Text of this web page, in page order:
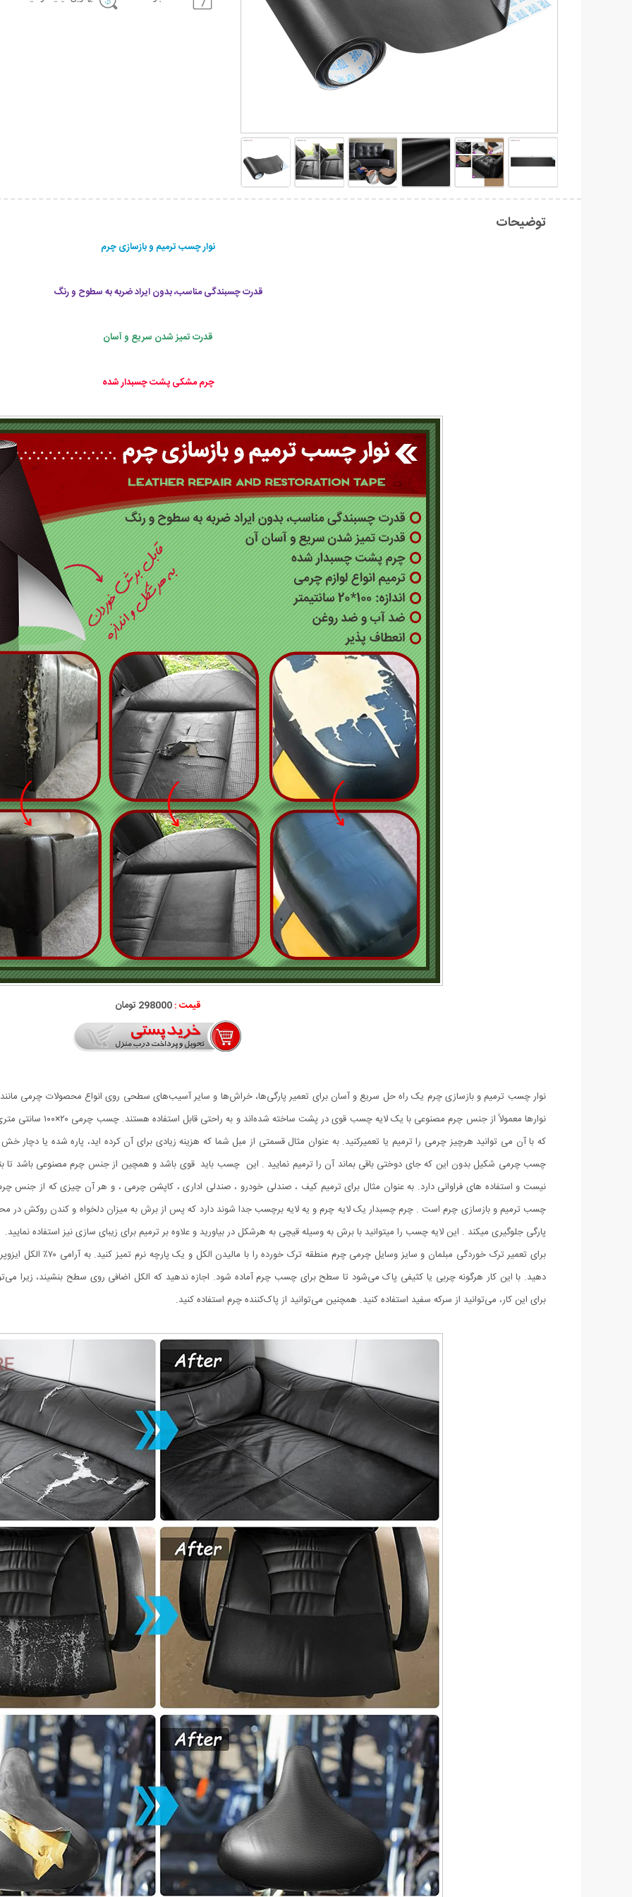
توضیحات
نوار چسب ترمیم و بازسازی چرم
قدرت چسبندگی مناسب، بدون ایراد ضربه به سطوح و رنگ
قدرت تمیز شدن سریع و آسان
چرم مشکی پشت چسبدار شده
قیمت :298000 تومان
نوار چسب ترمیم و بازسازی چرم یک راه حل سریع و آسان برای تعمیر پارگی‌ها، خراش‌ها و سایر آسیب‌های سطحی روی انواع محصولات چرمی
نوارها معمولاً از جنس چرم
که با آن می توانید هرچیز چرمی را ترمیم یا تعمیرکنید. به عنوان مثال قسمتی از مبل شما که هزینه زیادی برای آن کرده اید، پاره شده یا
چسب چرمی شکیل بدون این که جای دوختی باقی بماند آن را ترمیم نمایید . این چسب باید قوی باشد و همچین از جنس چرم مصنوعی باشد تا
نیست و استفاده های فراوانی دارد. به عنوان مثال برای ترمیم کیف ، صندلی خودرو ، صندلی اداری ، کاپشن چرمی ، و هر آن چیزی که از جنس
چسب ترمیم و بازسازی چرم است . چرم چسبدار یک لایه چرم و یه لایه برچسب جدا شوند دارد که پس از برش به میزان دلخواه و کندن روکش
پارگی جلوگیری میکند . این لایه چسب را میتوانید با برش به وسیله قیچی به هرشکل در بیاورید و علاوه بر ترمیم برای زیبای سازی نیز استفاده نمایید.
برای تعمیر ترک خوردگی مبلمان
دهید. با این کار هرگونه چربی یا کثیفی پاک می‌شود تا سطح برای چسب چرم آماده شود. اجازه ندهید که الکل اضافی روی سطح بنشیند، زیرا
برای این کار، می‌توانید از سرکه سفید استفاده کنید. همچنین می‌توانید از پاک‌کننده چرم استفاده کنید.